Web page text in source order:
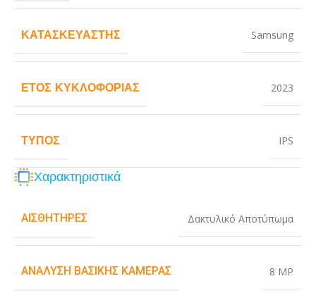
ΚΑΤΑΣΚΕΥΑΣΤΉΣ Samsung
ΈΤΟΣ ΚΥΚΛΟΦΟΡΊΑΣ 2023
ΤΎΠΟΣ IPS
Χαρακτηριστικά
ΑΙΣΘΗΤΉΡΕΣ Δακτυλικό Αποτύπωμα
ΑΝΆΛΥΣΗ ΒΑΣΙΚΉΣ ΚΆΜΕΡΑΣ 8 MP